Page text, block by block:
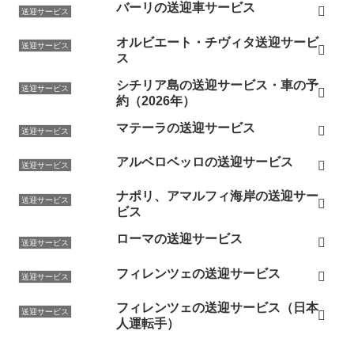
送迎サービス バーリの送迎車サービス
送迎サービス
オルビエート・チヴィタ送迎サービ
ス
送迎サービス
シチリア島の送迎サービス・車の予
約（2026年）
送迎サービス マテーラの送迎サービス
送迎サービス アルベロベッロの送迎サービス
送迎サービス
ナポリ、アマルフィ海岸の送迎サー
ビス
送迎サービス ローマの送迎サービス
送迎サービス フィレンツェの送迎サービス
送迎サービス
フィレンツェの送迎サービス（日本
人運転手）